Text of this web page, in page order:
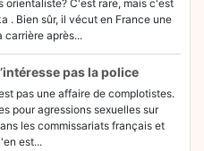
orientaliste? C'est rare, mais c'est
. Bien sûr, il vécut en France une
carrière après...
pas la police
pas une affaire de complotistes.
pour agressions sexuelles sur
les commissariats français et
est...